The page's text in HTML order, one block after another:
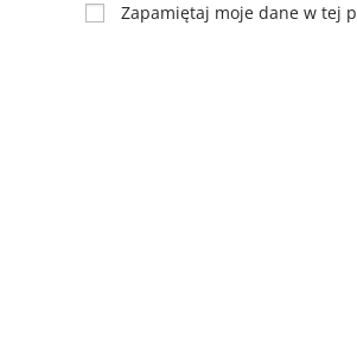
Zapamiętaj moje dane w tej